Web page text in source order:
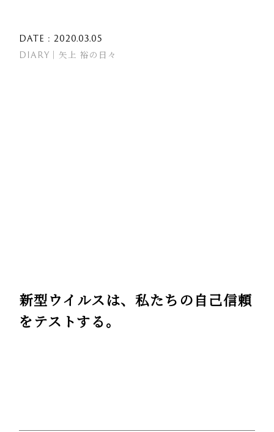
DATE : 2020.03.05
DIARY｜矢上 裕の日々
新型ウイルスは、私たちの自己信頼
をテストする。